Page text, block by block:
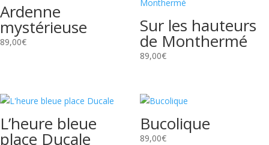
Ardenne
mystérieuse
89,00€
Sur les hauteurs
de Monthermé
89,00€
L’heure bleue
place Ducale
Bucolique
89,00€